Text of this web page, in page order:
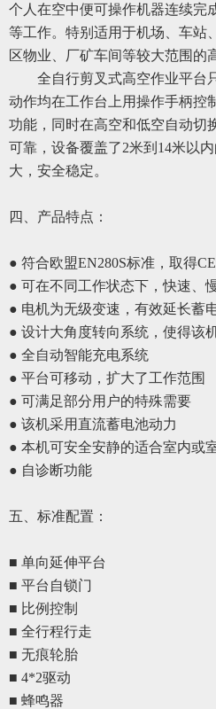
个人在空中便可操作机器连续完
等工作。特别适用于机场、车站
区物业、厂矿车间等较大范围的
全自行剪叉式高空作业平台
动作均在工作台上用操作手柄控
功能，同时在高空和低空自动切
可靠，设备覆盖了2米到14米以
大，安全稳定。
四、 产品特点：
● 符合欧盟EN280S标准，取得
● 可在不同工作状态下，快速、
● 电机为无级变速，有效延长蓄
● 设计大角度转向系统，使得该
● 全自动智能充电系统
● 平台可移动，扩大了工作范围
● 可满足部分用户的特殊需要
● 该机采用直流蓄电池动力
● 本机可安全安静的适合室内或
● 自诊断功能
五、 标准配置 ：
■ 单向延伸平台
■ 平台自锁门
■ 比例控制
■ 全行程行走
■ 无痕轮胎
■ 4*2驱动
■ 蜂鸣器